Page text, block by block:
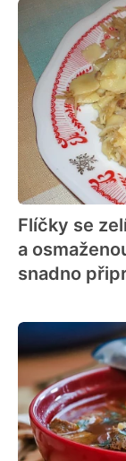
Flíčky se
a
snadno